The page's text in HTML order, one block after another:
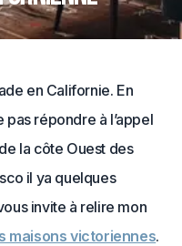
en Californie. En
répondre à l’appel
la côte Ouest des
il ya quelques
invite à relire mon
maisons victoriennes.